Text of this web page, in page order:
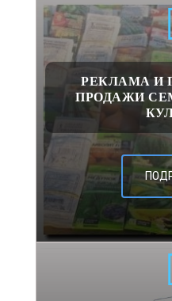
РЕКЛАМА И
ПРОДАЖИ